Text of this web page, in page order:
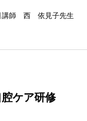
師 西 依見子先生
ケア研修